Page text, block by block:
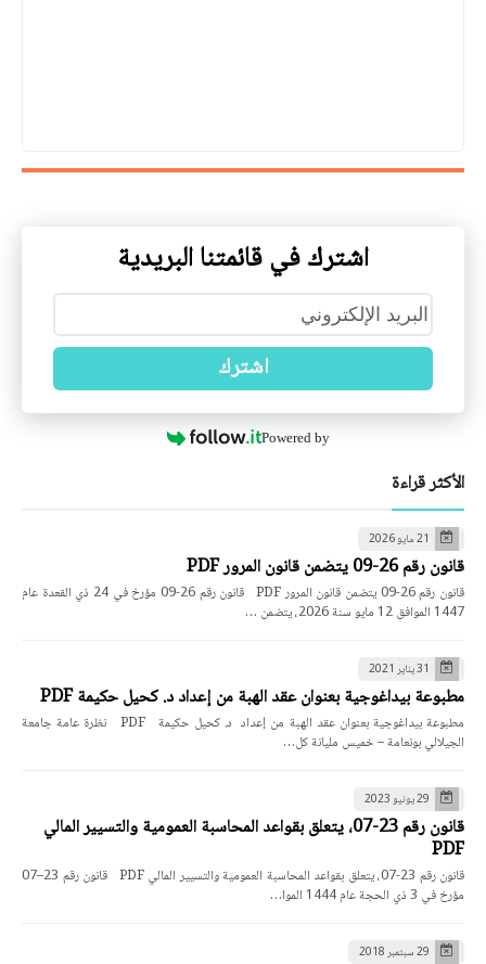
اشترك في قائمتنا البريدية
اشترك
Powered by
الأكثر قراءة
21 مايو 2026
قانون رقم 26-09 يتضمن قانون المرور PDF
قانون رقم 26-09 يتضمن قانون المرور PDF قانون رقم 26-09 مؤرخ في 24 ذي القعدة عام
1447 الموافق 12 مايو سنة 2026، يتضمن …
31 يناير 2021
مطبوعة بيداغوجية بعنوان عقد الهبة من إعداد د. كحيل حكيمة PDF
مطبوعة بيداغوجية بعنوان عقد الهبة من إعداد د. كحيل حكيمة PDF نظرة عامة جامعة
الجيلالي بونعامة – خميس مليانة كل…
29 يونيو 2023
قانون رقم 23-07، يتعلق بقواعد المحاسبة العمومية والتسيير المالي
PDF
قانون رقم 23-07، يتعلق بقواعد المحاسبة العمومية والتسيير المالي PDF قانون رقم 23–07
مؤرخ في 3 ذي الحجة عام 1444 الموا…
29 سبتمبر 2018